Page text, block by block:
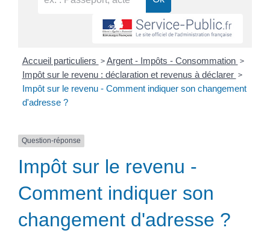
Accueil particuliers > Argent - Impôts - Consommation >
Impôt sur le revenu : déclaration et revenus à déclarer >
Impôt sur le revenu - Comment indiquer son changement
d'adresse ?
Question-réponse
Impôt sur le revenu -
Comment indiquer son
changement d'adresse ?